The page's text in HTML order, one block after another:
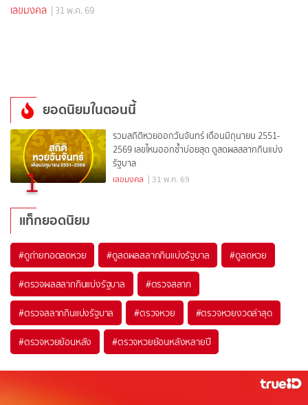
เลขมงคล | 31 พ.ค. 69
ยอดนิยมในตอนนี้
1
รวมสถิติหวยออกวันจันทร์ เดือนมิถุนายน 2551-
2569 เลขไหนออกซ้ำบ่อยสุด ดูสดผลสลากกินแบ่ง
รัฐบาล
เลขมงคล | 31 พ.ค. 69
แท็กยอดนิยม
#ดูถ่ายทอดสดหวย #ดูสดผลสลากกินแบ่งรัฐบาล #ดูสดหวย
#ตรวจผลสลากกินแบ่งรัฐบาล #ตรวจสลาก
#ตรวจสลากกินแบ่งรัฐบาล #ตรวจหวย #ตรวจหวยงวดล่าสุด
#ตรวจหวยย้อนหลัง #ตรวจหวยย้อนหลังหลายปี